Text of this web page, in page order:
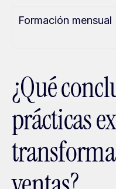
Formación mensual
¿Qué
prácticas